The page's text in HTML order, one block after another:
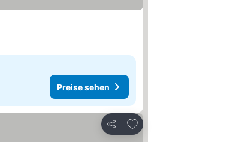
Preise sehen
Teilen
Zu Favoriten hinzufügen